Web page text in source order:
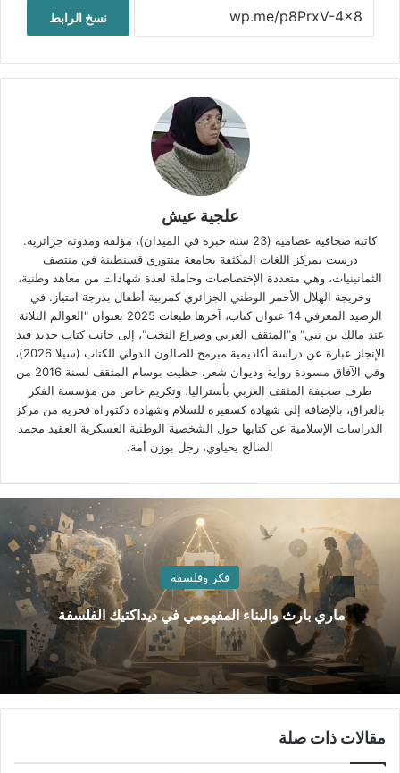
نسخ الرابط
علجية عيش
كاتبة صحافية عصامية (23 سنة خبرة في الميدان)، مؤلفة ومدونة جزائرية.
درست بمركز اللغات المكثفة بجامعة منتوري قسنطينة في منتصف
الثمانينيات، وهي متعددة الإختصاصات وحاملة لعدة شهادات من معاهد وطنية،
وخريجة الهلال الأحمر الوطني الجزائري كمربية أطفال بدرجة امتياز. في
الرصيد المعرفي 14 عنوان كتاب، آخرها طبعات 2025 بعنوان "العوالم الثلاثة
عند مالك بن نبي" و"المثقف العربي وصراع النخب"، إلى جانب كتاب جديد قيد
الإنجاز عبارة عن دراسة أكاديمية مبرمج للصالون الدولي للكتاب (سيلا 2026)،
وفي الآفاق مسودة رواية وديوان شعر. حظيت بوسام المثقف لسنة 2016 من
طرف صحيفة المثقف العربي بأستراليا، وتكريم خاص من مؤسسة الفكر
بالعراق، بالإضافة إلى شهادة كسفيرة للسلام وشهادة دكتوراه فخرية من مركز
الدراسات الإسلامية عن كتابها حول الشخصية الوطنية العسكرية العقيد محمد
الصالح يحياوي، رجل بوزن أمة.
فكر وفلسفة
ماري بارث والبناء المفهومي في ديداكتيك الفلسفة
مقالات ذات صلة